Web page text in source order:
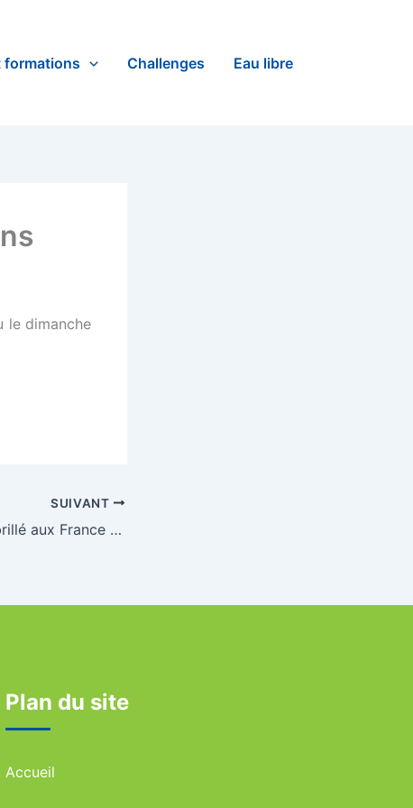
formations Challenges Eau libre
le dimanche
SUIVANT
Les cadets ont brillé aux France de Duathlon
Plan du site
Accueil